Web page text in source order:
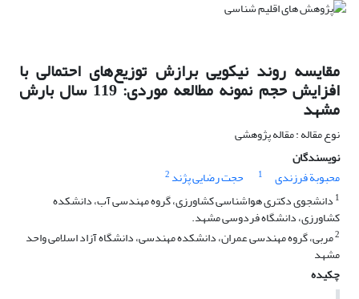
مقایسه روند نیکویی برازش توزیع‌های احتمالی با
افزایش حجم نمونه مطالعه موردی: 119 سال بارش
مشهد
نوع مقاله : مقاله پژوهشی
نویسندگان
محبوبة فرزندی
1 حجت رضایی پژند 2
1 دانشجوی دکتری هواشناسی کشاورزی، گروه مهندسی آب، دانشکده
کشاورزی، دانشگاه فردوسی مشهد.
2مربی، گروه مهندسی عمران، دانشکده مهندسی، دانشگاه آزاد اسلامی واحد
مشهد
چکیده